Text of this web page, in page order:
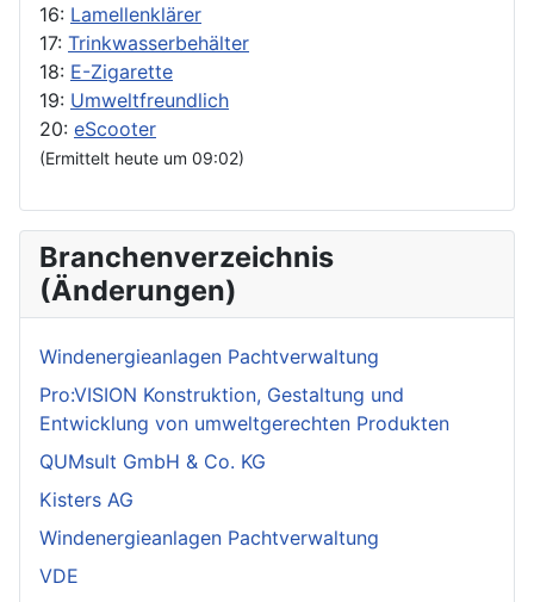
16: Lamellenklärer
17: Trinkwasserbehälter
18: E-Zigarette
19: Umweltfreundlich
20: eScooter
(Ermittelt heute um 09:02)
Branchenverzeichnis
(Änderungen)
Windenergieanlagen Pachtverwaltung
Pro:VISION Konstruktion, Gestaltung und
Entwicklung von umweltgerechten Produkten
QUMsult GmbH & Co. KG
Kisters AG
Windenergieanlagen Pachtverwaltung
VDE